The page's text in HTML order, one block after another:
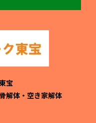
宝
解体・空き家解体